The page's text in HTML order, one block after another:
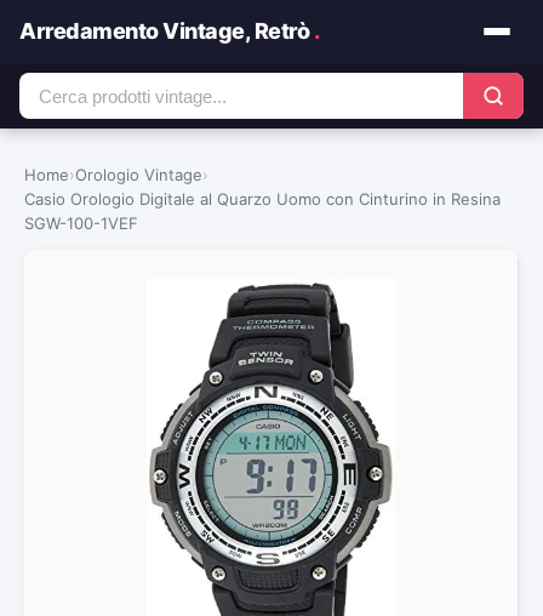
Arredamento Vintage, Retrò.
Home›Orologio Vintage›
Casio Orologio Digitale al Quarzo Uomo con Cinturino in Resina
SGW-100-1VEF